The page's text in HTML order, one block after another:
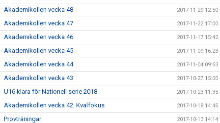
Akademikollen vecka 48 2017-11-29 12:50
Akademikollen vecka 47 2017-11-22 17:00
Akademikollen vecka 46 2017-11-17 15:42
Akademikollen vecka 45 2017-11-09 16:23
Akademikollen vecka 44 2017-11-04 09:53
Akademikollen vecka 43 2017-10-27 15:00
U16 klara för Nationell serie 2018 2017-10-23 11:35
Akademikollen vecka 42: Kvalfokus 2017-10-18 14:45
Provträningar 2017-10-13 14:14